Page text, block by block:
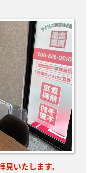
いたします。